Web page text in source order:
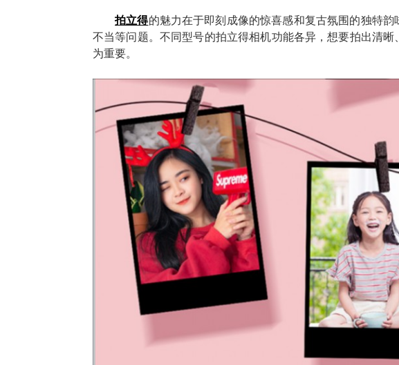
拍立得的魅力在于即刻成像的惊喜感和复古氛围的独特
不当等问题。不同型号的拍立得相机功能各异，想要拍出清
为重要。